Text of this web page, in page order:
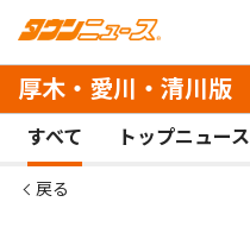
厚木・愛川・清川版
すべて トップニュース
戻る